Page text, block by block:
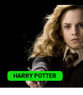
HARRY POTTER